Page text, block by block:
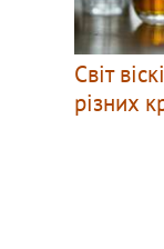
Світ
різних